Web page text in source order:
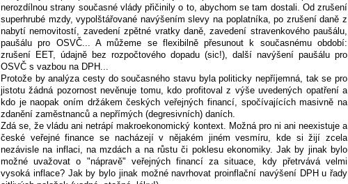
nerozdílnou strany současné vlády přičinily o to, abychom se tam dostali. Od zrušení
superhrubé mzdy, vypolštářované navýšením slevy na poplatníka, po zrušení daně z
nabytí nemovitostí, zavedení zpětné vratky daně, zavedení stravenkového paušálu,
paušálu pro OSVČ... A můžeme se flexibilně přesunout k současnému období:
zrušení EET, údajně bez rozpočtového dopadu (sic!), další navýšení paušálu pro
OSVČ s vazbou na DPH...
Protože by analýza cesty do současného stavu byla politicky nepříjemná, tak se pro
jistotu žádná pozornost nevěnuje tomu, kdo profitoval z výše uvedených opatření a
kdo je naopak oním držákem českých veřejných financí, spočívajících masivně na
zdanění zaměstnanců a nepřímých (degresivních) daních.
Zdá se, že vládu ani netrápí makroekonomický kontext. Možná pro ni ani neexistuje a
české veřejné finance se nacházejí v nějakém jiném vesmíru, kde si žijí zcela
nezávisle na inflaci, na mzdách a na růstu či poklesu ekonomiky. Jak by jinak bylo
možné uvažovat o "nápravě" veřejných financí za situace, kdy přetrvává velmi
vysoká inflace? Jak by bylo jinak možné navrhovat proinflační navýšení DPH u řady